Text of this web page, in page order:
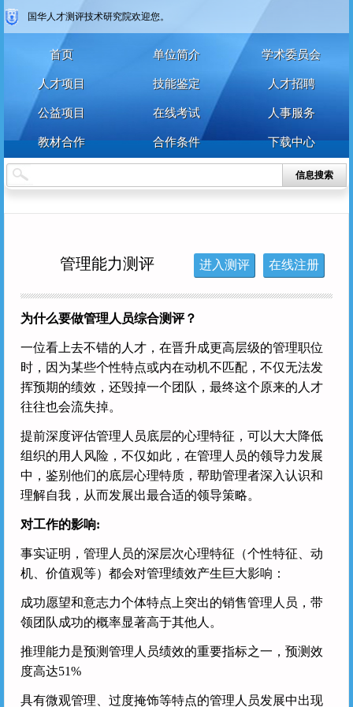
登录
注册 登录
国华人才测评技术研究院欢迎您。
首页 单位简介 学术委员会
人才项目 技能鉴定 人才招聘
公益项目 在线考试 人事服务
教材合作 合作条件 下载中心
信息搜索
在线注册
进入测评
管理能力测评
为什么要做管理人员综合测评？
一位看上去不错的人才，在晋升成更高层级的管理职位
时，因为某些个性特点或内在动机不匹配，不仅无法发
挥预期的绩效，还毁掉一个团队，最终这个原来的人才
往往也会流失掉。
提前深度评估管理人员底层的心理特征，可以大大降低
组织的用人风险，不仅如此，在管理人员的领导力发展
中，鉴别他们的底层心理特质，帮助管理者深入认识和
理解自我，从而发展出最合适的领导策略。
对工作的影响:
事实证明，管理人员的深层次心理特征（个性特征、动
机、价值观等）都会对管理绩效产生巨大影响：
成功愿望和意志力个体特点上突出的销售管理人员，带
领团队成功的概率显著高于其他人。
推理能力是预测管理人员绩效的重要指标之一，预测效
度高达51%
具有微观管理、过度掩饰等特点的管理人员发展中出现